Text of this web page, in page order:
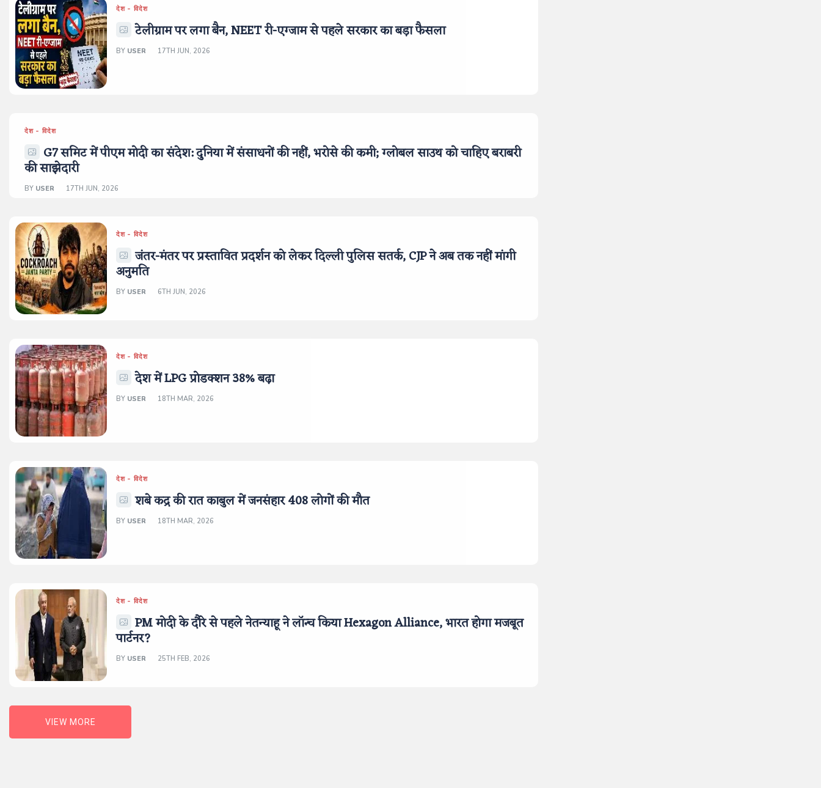
देश - विदेश
टेलीग्राम पर लगा बैन, NEET री-एग्जाम से पहले सरकार का बड़ा फैसला
BY USER 17TH JUN, 2026
देश - विदेश
G7 समिट में पीएम मोदी का संदेश: दुनिया में संसाधनों की नहीं, भरोसे की कमी; ग्लोबल साउथ को चाहिए बराबरी
की साझेदारी
BY USER 17TH JUN, 2026
देश - विदेश
जंतर-मंतर पर प्रस्तावित प्रदर्शन को लेकर दिल्ली पुलिस सतर्क, CJP ने अब तक नहीं मांगी
अनुमति
BY USER 6TH JUN, 2026
देश - विदेश
देश में LPG प्रोडक्शन 38% बढ़ा
BY USER 18TH MAR, 2026
देश - विदेश
शबे कद्र की रात काबुल में जनसंहार 408 लोगों की मौत
BY USER 18TH MAR, 2026
देश - विदेश
PM मोदी के दौरे से पहले नेतन्याहू ने लॉन्च किया Hexagon Alliance, भारत होगा मजबूत
पार्टनर?
BY USER 25TH FEB, 2026
VIEW MORE